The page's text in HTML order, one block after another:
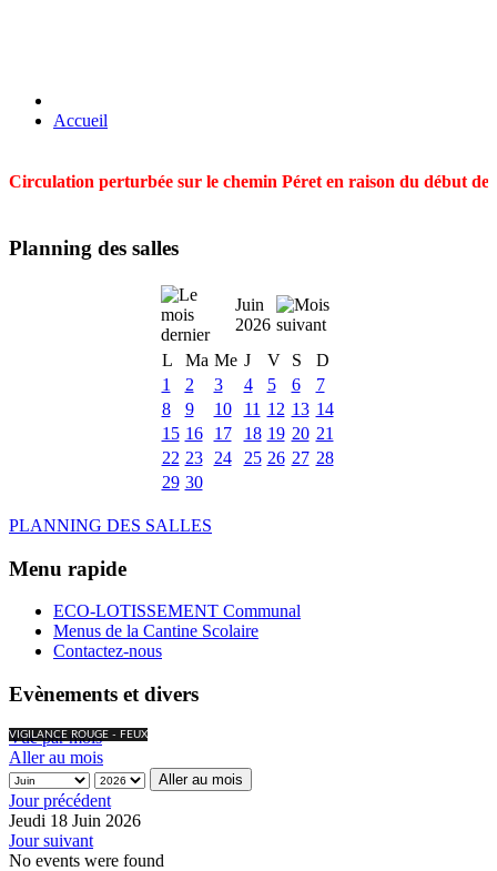
Accueil
Circulation perturbée sur le chemin Péret en raison du début
Planning des salles
Juin
2026
L
Ma Me J V S
D
1
2 3 4 5 6
7
8
9 10 11 12 13 14
15 16 17 18 19 20 21
22 23 24 25 26 27 28
29 30
PLANNING DES SALLES
Menu rapide
ECO-LOTISSEMENT Communal
Menus de la Cantine Scolaire
Contactez-nous
Evènements et divers
VIGILANCE ROUGE - FEUX
Vue par mois
Aller au mois
Aller au mois
Jour précédent
Jeudi 18 Juin 2026
Jour suivant
No events were found